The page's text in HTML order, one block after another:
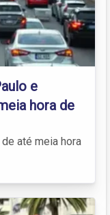
e
hora de
até meia hora